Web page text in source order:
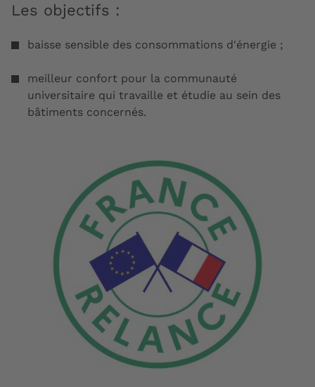
Les objectifs :
baisse sensible des consommations d'énergie ;
meilleur confort pour la communauté
universitaire qui travaille et étudie au sein des
bâtiments concernés.